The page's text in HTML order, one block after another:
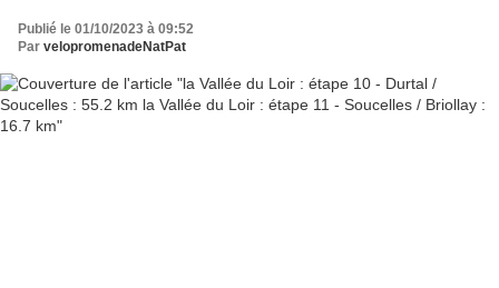
Publié le 01/10/2023 à 09:52
Par velopromenadeNatPat